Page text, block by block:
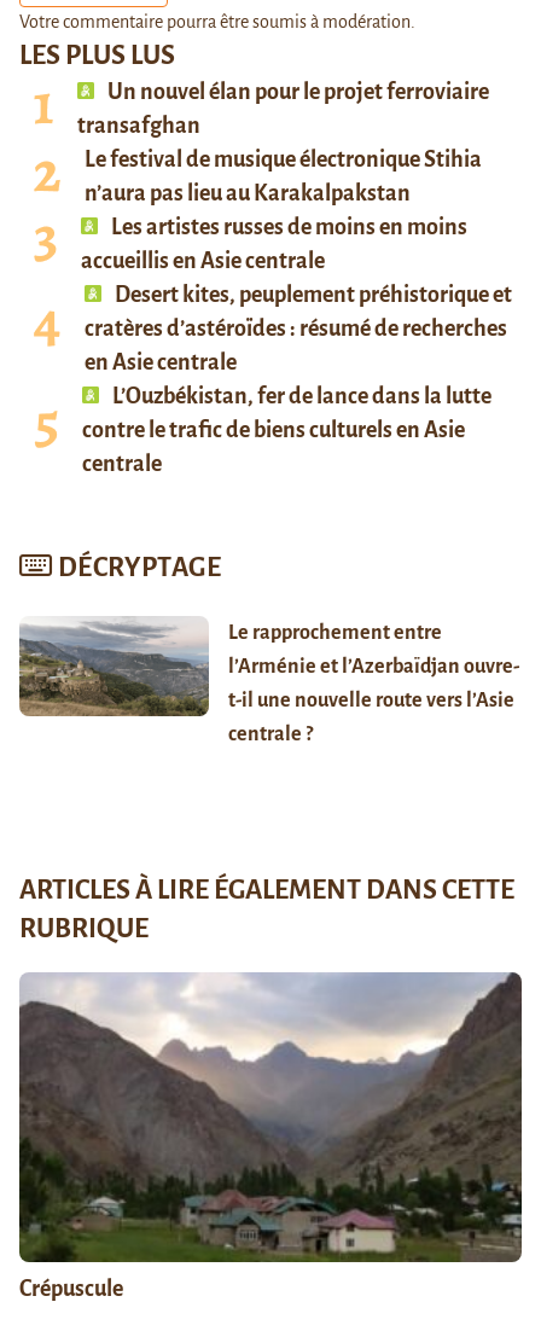
LES PLUS LUS
Un nouvel élan pour le projet ferroviaire
transafghan
Le festival de musique électronique Stihia
n’aura pas lieu au Karakalpakstan
Les artistes russes de moins en moins
accueillis en Asie centrale
Desert kites, peuplement préhistorique et
cratères d’astéroïdes : résumé de recherches
en Asie centrale
L’Ouzbékistan, fer de lance dans la lutte
contre le trafic de biens culturels en Asie
centrale
DÉCRYPTAGE
Le rapprochement entre
l’Arménie et l’Azerbaïdjan ouvre-
t-il une nouvelle route vers l’Asie
centrale ?
Votre commentaire pourra être soumis à modération.
ARTICLES À LIRE ÉGALEMENT DANS CETTE
RUBRIQUE
Crépuscule